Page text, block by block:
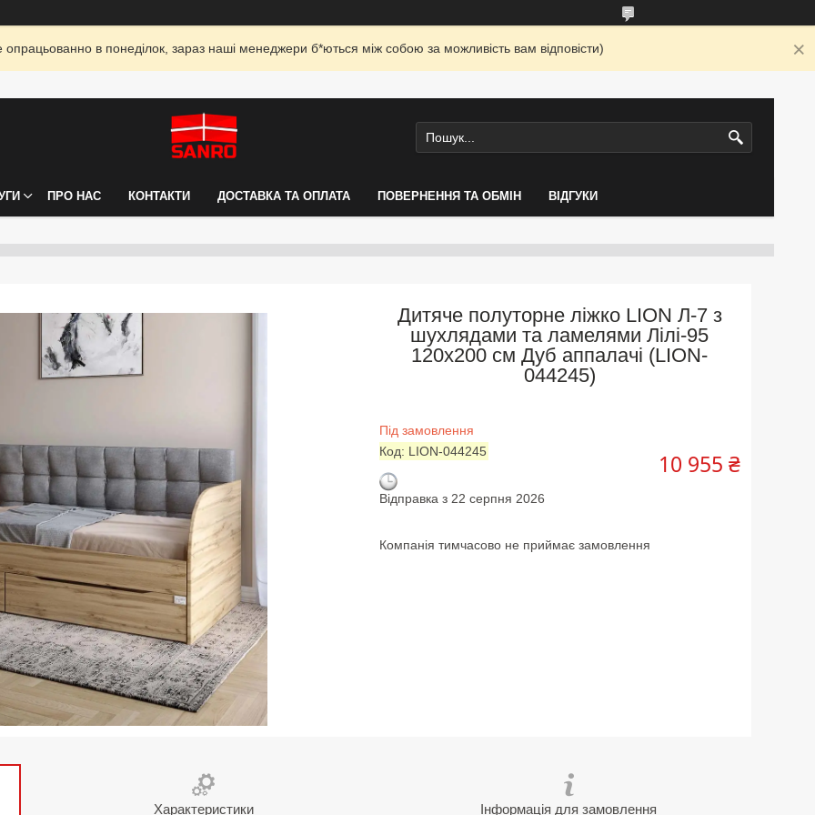
в понеділок, зараз наші менеджери б*ються між собою за можливість вам відповісти)
ПРО НАС КОНТАКТИ ДОСТАВКА ТА ОПЛАТА ПОВЕРНЕННЯ ТА ОБМІН ВІДГУКИ
Дитяче полуторне ліжко LION Л-7 з
шухлядами та ламелями Лілі-95
120x200 см Дуб аппалачі (LION-
044245)
Під замовлення
Код: LION-044245
Відправка з 22 серпня 2026
10 955 ₴
Компанія тимчасово не приймає замовлення
Характеристики Інформація для замовлення